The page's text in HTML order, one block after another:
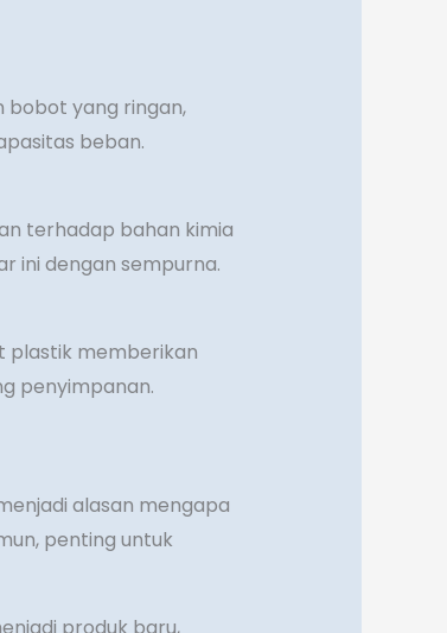
bobot yang ringan,
beban.
terhadap bahan kimia
ini dengan sempurna.
plastik memberikan
penyimpanan.
alasan mengapa
penting untuk
produk baru,